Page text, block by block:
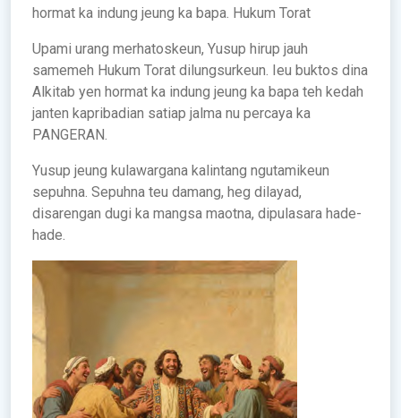
hormat ka indung jeung ka bapa. Hukum Torat
Upami urang merhatoskeun, Yusup hirup jauh
samemeh Hukum Torat dilungsurkeun. Ieu buktos dina
Alkitab yen hormat ka indung jeung ka bapa teh kedah
janten kapribadian satiap jalma nu percaya ka
PANGERAN.
Yusup jeung kulawargana kalintang ngutamikeun
sepuhna. Sepuhna teu damang, heg dilayad,
disarengan dugi ka mangsa maotna, dipulasara hade-
hade.